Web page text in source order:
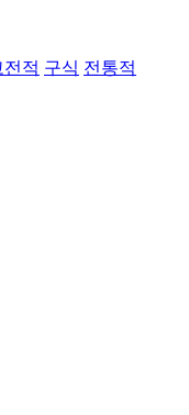
전적 구식 전통적